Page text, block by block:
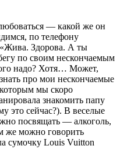
— какой же он
по телефону
«Жива. Здорова. А ты
по своим нескончаемым
надо? Хотя… Может,
про мои нескончаемые
мы скоро
знакомить папу
это сейчас?). В веселые
посвящать — алкоголь,
же можно говорить
сумочку Louis Vuitton